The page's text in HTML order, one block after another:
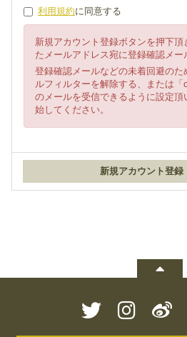
利用規約に同意する
新規アカウント登録ボタンを押下
たメールアドレス宛に登録確認メー
登録確認メールなどの未着回避のた
ルフィルターを解除する、または
のメールを受信できるように設定頂
始してください。